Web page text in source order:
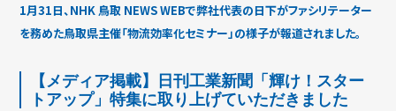
1月31日、NHK 鳥取 NEWS WEBで弊社代表の日下がファシリテーター
を務めた鳥取県主催「物流効率化セミナー」の様子が報道されました。
【メディア掲載】日刊工業新聞「輝け！スター
トアップ」特集に取り上げていただきました